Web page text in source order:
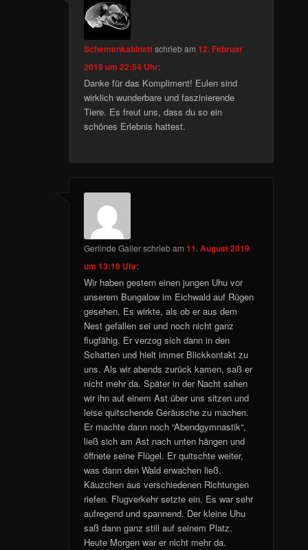
Schemenkabinettschriebam12. Februar
2019 um 22:54 Uhr:
Danke für das Kompliment! Eulen sind
wirklich wunderbare und faszinierende
Tiere. Es freut uns, dass du so ein
schönes Erlebnis hattest.
Gerlinde Gailerschriebam11. August 2019
um 13:10 Uhr:
Wir haben gestern einen jungen Uhu vor
unserem Bungalow im Eichwald auf Rügen
gesehen. Es wirkte, als ob er aus dem
Nest gefallen sei und noch nicht ganz
flugfähig. Er verzog sich dann in den
Schatten und hielt immer Blickkontakt zu
uns. Als wir abends zurück kamen, saß er
nicht mehr da. Später in der Nacht sahen
wir ihn auf einem Ast über uns sitzen und
leise quitschende Geräusche zu machen.
Er machte dann noch “Abendgymnastik“,
ließ sich am Ast nach unten hängen und
öffnete seine Flügel. Er quitschte weiter,
was dann den Wald erwachen ließ.
Käuzchen aus verschiedenen Richtungen
riefen. Flugverkehr setzte ein. Es war sehr
aufregend und spannend. Der kleine Uhu
saß dann ganz still auf seinem Platz.
Heute Morgen war er nicht mehr da.